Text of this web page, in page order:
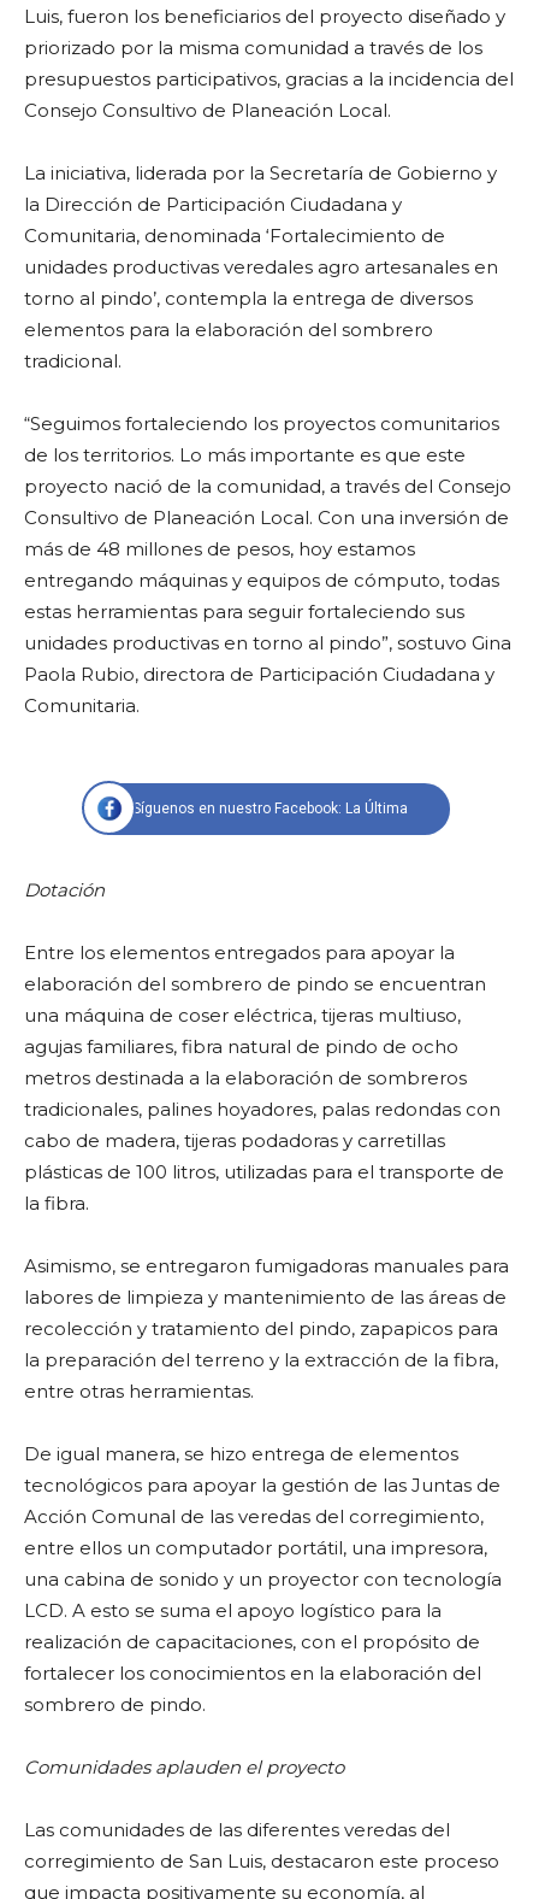
Luis, fueron los beneficiarios del proyecto diseñado y
priorizado por la misma comunidad a través de los
presupuestos participativos, gracias a la incidencia del
Consejo Consultivo de Planeación Local.
La iniciativa, liderada por la Secretaría de Gobierno y
la Dirección de Participación Ciudadana y
Comunitaria, denominada ‘Fortalecimiento de
unidades productivas veredales agro artesanales en
torno al pindo’, contempla la entrega de diversos
elementos para la elaboración del sombrero
tradicional.
“Seguimos fortaleciendo los proyectos comunitarios
de los territorios. Lo más importante es que este
proyecto nació de la comunidad, a través del Consejo
Consultivo de Planeación Local. Con una inversión de
más de 48 millones de pesos, hoy estamos
entregando máquinas y equipos de cómputo, todas
estas herramientas para seguir fortaleciendo sus
unidades productivas en torno al pindo”, sostuvo Gina
Paola Rubio, directora de Participación Ciudadana y
Comunitaria.
Síguenos en nuestro Facebook: La Última
Dotación
Entre los elementos entregados para apoyar la
elaboración del sombrero de pindo se encuentran
una máquina de coser eléctrica, tijeras multiuso,
agujas familiares, fibra natural de pindo de ocho
metros destinada a la elaboración de sombreros
tradicionales, palines hoyadores, palas redondas con
cabo de madera, tijeras podadoras y carretillas
plásticas de 100 litros, utilizadas para el transporte de
la fibra.
Asimismo, se entregaron fumigadoras manuales para
labores de limpieza y mantenimiento de las áreas de
recolección y tratamiento del pindo, zapapicos para
la preparación del terreno y la extracción de la fibra,
entre otras herramientas.
De igual manera, se hizo entrega de elementos
tecnológicos para apoyar la gestión de las Juntas de
Acción Comunal de las veredas del corregimiento,
entre ellos un computador portátil, una impresora,
una cabina de sonido y un proyector con tecnología
LCD. A esto se suma el apoyo logístico para la
realización de capacitaciones, con el propósito de
fortalecer los conocimientos en la elaboración del
sombrero de pindo.
Comunidades aplauden el proyecto
Las comunidades de las diferentes veredas del
corregimiento de San Luis, destacaron este proceso
que impacta positivamente su economía, al